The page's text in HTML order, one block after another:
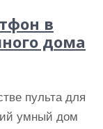
в
дома
пульта для
умный дом